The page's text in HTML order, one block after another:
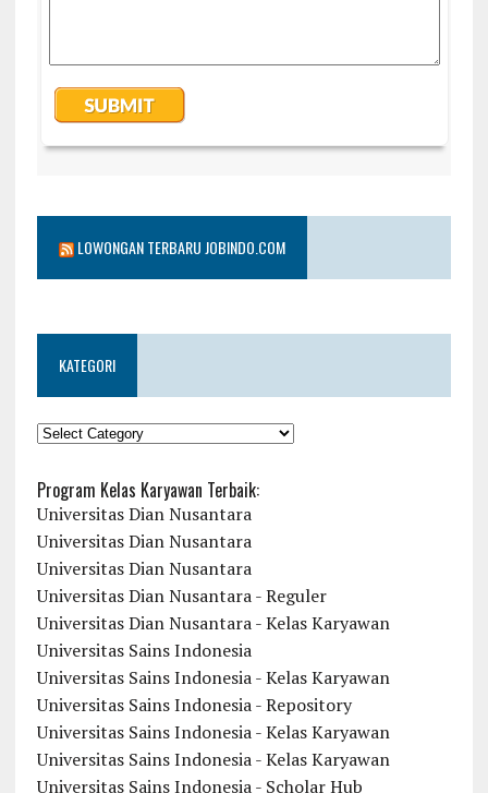
LOWONGAN TERBARU JOBINDO.COM
KATEGORI
KATEGORI
Program Kelas Karyawan Terbaik:
Universitas Dian Nusantara
Universitas Dian Nusantara
Universitas Dian Nusantara
Universitas Dian Nusantara - Reguler
Universitas Dian Nusantara - Kelas Karyawan
Universitas Sains Indonesia
Universitas Sains Indonesia - Kelas Karyawan
Universitas Sains Indonesia - Repository
Universitas Sains Indonesia - Kelas Karyawan
Universitas Sains Indonesia - Kelas Karyawan
Universitas Sains Indonesia - Scholar Hub